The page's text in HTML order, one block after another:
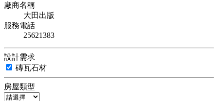
廠商名稱
大田出版
服務電話
25621383
設計需求
磚瓦石材
房屋類型